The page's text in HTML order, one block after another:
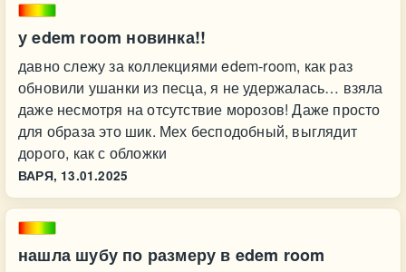
у edem room новинка!!
давно слежу за коллекциями edem-room, как раз
обновили ушанки из песца, я не удержалась… взяла
даже несмотря на отсутствие морозов! Даже просто
для образа это шик. Мех бесподобный, выглядит
дорого, как с обложки
ВАРЯ, 13.01.2025
нашла шубу по размеру в edem room